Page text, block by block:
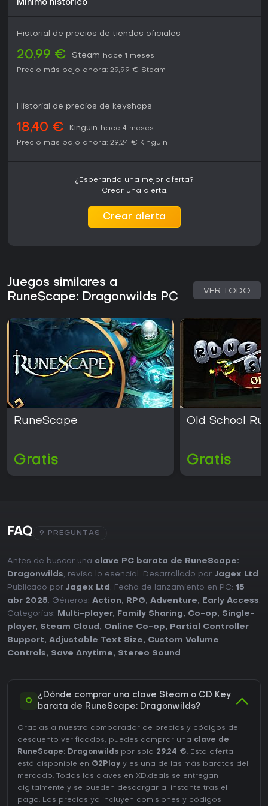
Mínimo histórico
Historial de precios de tiendas oficiales
20,99 € Steam
hace 1 meses
Precio más bajo ahora: 29,99 € Steam
Historial de precios de keyshops
18,40 € Kinguin
hace 4 meses
Precio más bajo ahora: 29,24 € Kinguin
¿Esperando una mejor oferta?
Crear una alerta.
Crear alerta
Juegos similares a
RuneScape: Dragonwilds PC
VER TODO
RuneScape
Gratis
Old School
Gratis
FAQ 9 PREGUNTAS
Antes de buscar una clave PC barata de RuneScape:
Dragonwilds, revisa lo esencial. Desarrollado por Jagex Ltd .
Publicado por Jagex Ltd . Fecha de lanzamiento en PC: 15
abr 2025. Géneros: Action, RPG, Adventure, Early Access.
Categorías:
Multi-player, Family Sharing, Co-op, Single-
player, Steam Cloud , Online Co-op,
Partial Controller
Support, Adjustable Text Size, Custom Volume
Controls, Save Anytime, Stereo Sound .
Q
¿Dónde comprar una clave Steam o CD Key
barata de RuneScape: Dragonwilds?
Gracias a nuestro comparador de precios y códigos de
descuento verificados, puedes comprar una clave de
RuneScape: Dragonwilds por solo 29,24 €. Esta oferta
está disponible en G2Play y es una de las más baratas del
mercado. Todas las claves en XD.deals se entregan
digitalmente y se pueden descargar al instante tras el
pago. Los precios ya incluyen comisiones y códigos